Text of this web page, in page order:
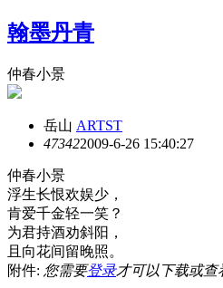
翰墨丹青
仲春小景
岳山 ARTST
473422009-6-26 15:40:27
仲春小景
浮生长恨欢娱少，
肯爱千金轻一笑？
为君持酒劝斜阳，
且向花间留晚照。
附件: 您需要登录才可以下载或查